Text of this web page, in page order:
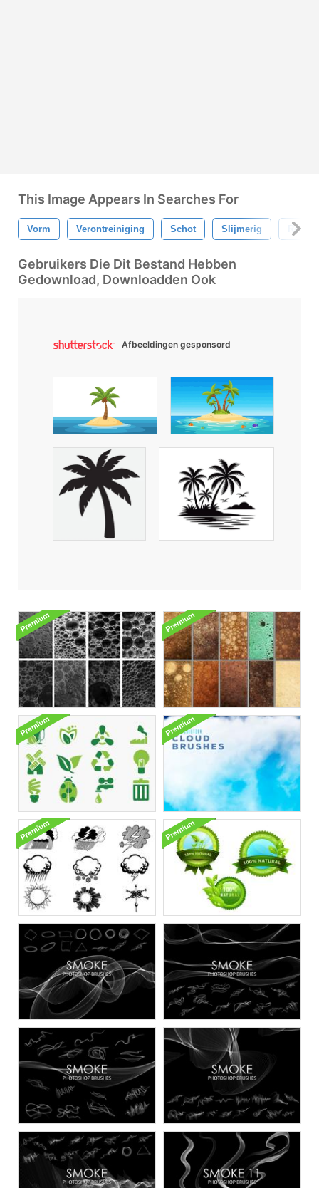
This Image Appears In Searches For
Vorm Verontreiniging Schot Slijmerig Rook
Gebruikers Die Dit Bestand Hebben
Gedownload, Downloadden Ook
Afbeeldingen gesponsord